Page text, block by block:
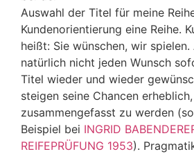
Auswahl der Titel für meine
Kundenorientierung eine Reihe.
heißt: Sie wünschen, wir
natürlich nicht jeden Wunsch
Titel wieder und wieder
steigen seine Chancen
zusammengefasst zu werden
Beispiel bei INGRID
REIFEPRÜFUNG 1953).